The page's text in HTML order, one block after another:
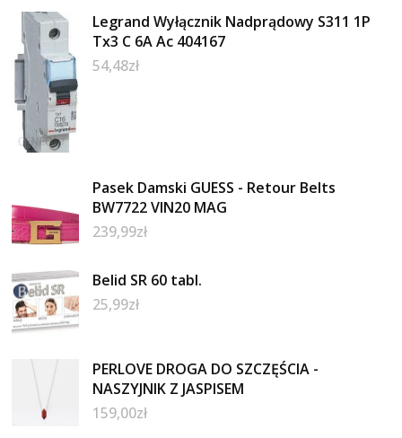
Legrand Wyłącznik Nadprądowy S311 1P
Tx3 C 6A Ac 404167
54,48zł
Pasek Damski GUESS - Retour Belts
BW7722 VIN20 MAG
239,99zł
Belid SR 60 tabl.
25,99zł
PERLOVE DROGA DO SZCZĘŚCIA -
NASZYJNIK Z JASPISEM
159,00zł